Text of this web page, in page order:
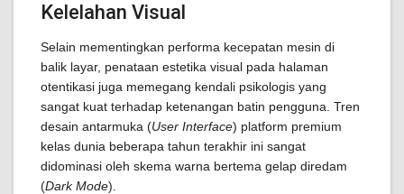
Kelelahan Visual
Selain mementingkan performa kecepatan mesin di
balik layar, penataan estetika visual pada halaman
otentikasi juga memegang kendali psikologis yang
sangat kuat terhadap ketenangan batin pengguna. Tren
desain antarmuka (User Interface) platform premium
kelas dunia beberapa tahun terakhir ini sangat
didominasi oleh skema warna bertema gelap diredam
(Dark Mode).